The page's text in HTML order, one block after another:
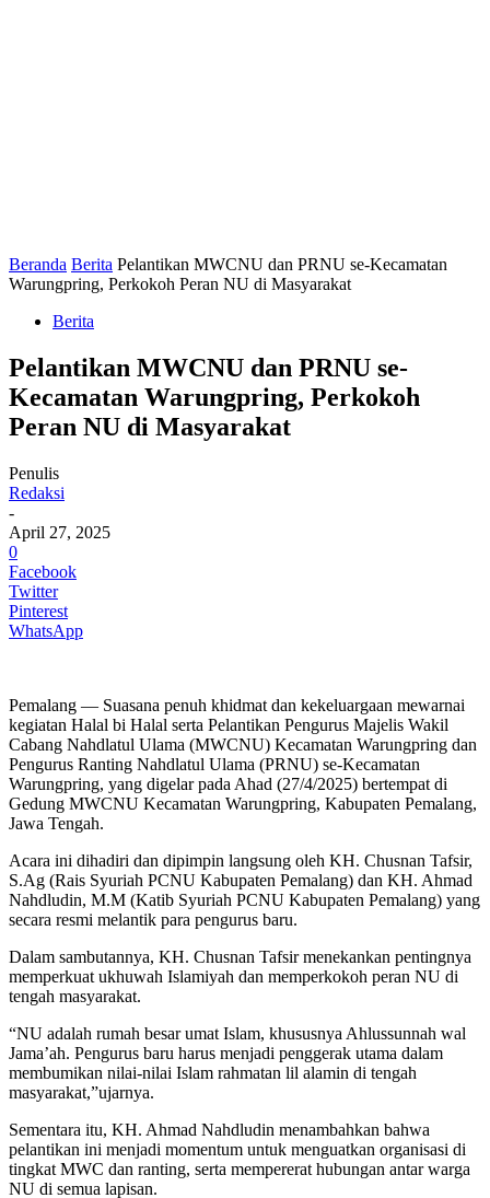
Beranda Berita Pelantikan MWCNU dan PRNU se-Kecamatan
Warungpring, Perkokoh Peran NU di Masyarakat
Berita
Pelantikan MWCNU dan PRNU se-
Kecamatan Warungpring, Perkokoh
Peran NU di Masyarakat
Penulis
Redaksi
-
April 27, 2025
0
Facebook
Twitter
Pinterest
WhatsApp
Pemalang — Suasana penuh khidmat dan kekeluargaan mewarnai
kegiatan Halal bi Halal serta Pelantikan Pengurus Majelis Wakil
Cabang Nahdlatul Ulama (MWCNU) Kecamatan Warungpring dan
Pengurus Ranting Nahdlatul Ulama (PRNU) se-Kecamatan
Warungpring, yang digelar pada Ahad (27/4/2025) bertempat di
Gedung MWCNU Kecamatan Warungpring, Kabupaten Pemalang,
Jawa Tengah.
Acara ini dihadiri dan dipimpin langsung oleh KH. Chusnan Tafsir,
S.Ag (Rais Syuriah PCNU Kabupaten Pemalang) dan KH. Ahmad
Nahdludin, M.M (Katib Syuriah PCNU Kabupaten Pemalang) yang
secara resmi melantik para pengurus baru.
Dalam sambutannya, KH. Chusnan Tafsir menekankan pentingnya
memperkuat ukhuwah Islamiyah dan memperkokoh peran NU di
tengah masyarakat.
“NU adalah rumah besar umat Islam, khususnya Ahlussunnah wal
Jama’ah. Pengurus baru harus menjadi penggerak utama dalam
membumikan nilai-nilai Islam rahmatan lil alamin di tengah
masyarakat,”ujarnya.
Sementara itu, KH. Ahmad Nahdludin menambahkan bahwa
pelantikan ini menjadi momentum untuk menguatkan organisasi di
tingkat MWC dan ranting, serta mempererat hubungan antar warga
NU di semua lapisan.